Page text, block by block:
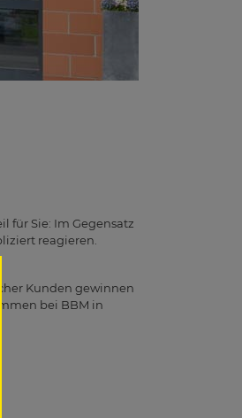
für Sie: Im Gegensatz
reagieren.
Kunden gewinnen
bei BBM in